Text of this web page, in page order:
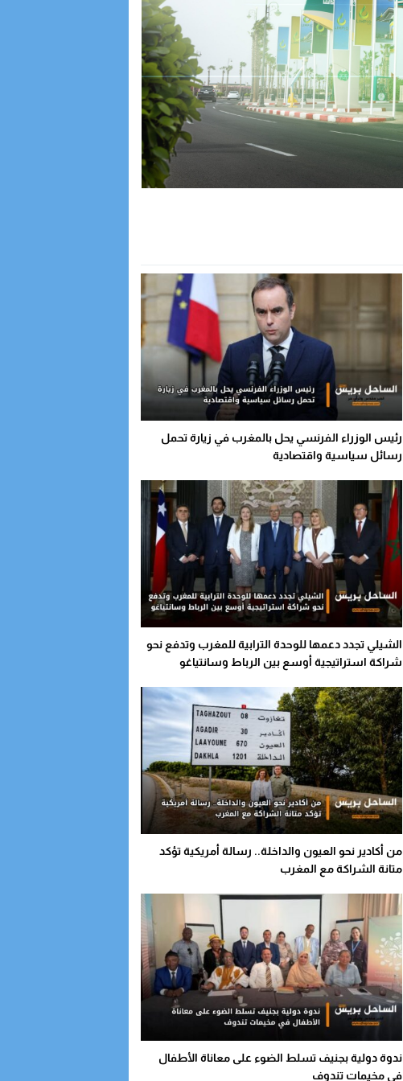
رئيس الوزراء الفرنسي يحل بالمغرب في زيارة تحمل
رسائل سياسية واقتصادية
الشيلي تجدد دعمها للوحدة الترابية للمغرب وتدفع نحو
شراكة استراتيجية أوسع بين الرباط وسانتياغو
من أكادير نحو العيون والداخلة.. رسالة أمريكية تؤكد
متانة الشراكة مع المغرب
ندوة دولية بجنيف تسلط الضوء على معاناة الأطفال
في مخيمات تندوف